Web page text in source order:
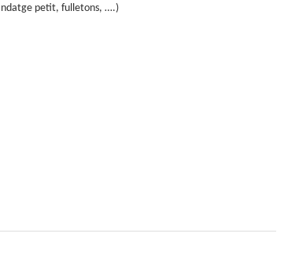
petit, fulletons, ….)